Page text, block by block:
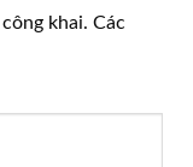
khai. Các